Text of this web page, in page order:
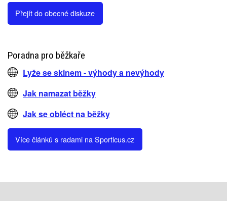
Přejít do obecné diskuze
Poradna pro běžkaře
Lyže se skinem - výhody a nevýhody
Jak namazat běžky
Jak se obléct na běžky
Více článků s radami na Sporticus.cz